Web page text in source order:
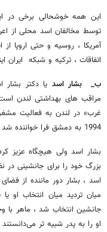
این همه خوشحالی برخی در
توسط مخالفان اسد محلی از
آمریکا ، روسیه و حتی اروپا
اتفاقات ، ترکیه و شبکه ایران
ب_ بشار اسد یا دکتر
مراقب های بهداشتی لندن
غرب» در لندن به فعالیت
1994 به دمشق فرا خواننده شد
بشار اسد ولی هیچگاه عزیز
بزرگ خود را برای جانشینی
اسد ، بشار دور ماننده از
میان تردید میان انتخاب او
جانشین انتخاب شد ، ماهر با
او را به پدر شبیه تر